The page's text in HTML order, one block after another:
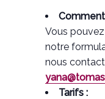
Comment
Vous
notre
nous
Tarifs :